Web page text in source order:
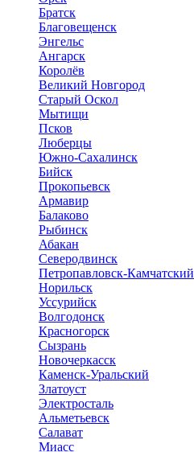
Братск
Благовещенск
Энгельс
Ангарск
Королёв
Великий Новгород
Старый Оскол
Мытищи
Псков
Люберцы
Южно-Сахалинск
Бийск
Прокопьевск
Армавир
Балаково
Рыбинск
Абакан
Северодвинск
Петропавловск-Камчатский
Норильск
Уссурийск
Волгодонск
Красногорск
Сызрань
Новочеркасск
Каменск-Уральский
Златоуст
Электросталь
Альметьевск
Салават
Миасс